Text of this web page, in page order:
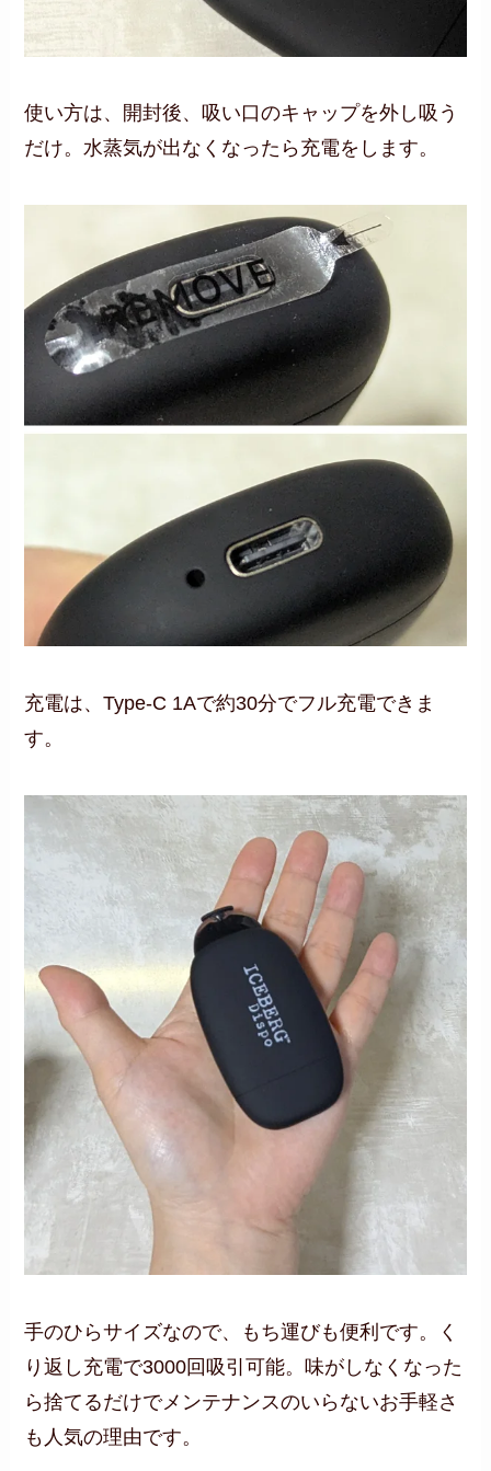
使い方は、開封後、吸い口のキャップを外し吸う
だけ。水蒸気が出なくなったら充電をします。
充電は、Type-C 1Aで約30分でフル充電できま
す。
手のひらサイズなので、もち運びも便利です。く
り返し充電で3000回吸引可能。味がしなくなった
ら捨てるだけでメンテナンスのいらないお手軽さ
も人気の理由です。